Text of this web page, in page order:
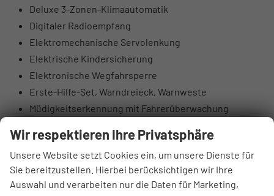
Deluxe 3-Zonen-Klimaautomatik
Digitaler Radioempfang
Elektromechanische Servolenkung
Elektrische Kindersicherung
Elektronische Wegfahrsperre
Erste-Hilfe-Set, Warndreieck, Warnweste
Müdigkeitserkennung mit Fahrerüberwachung
Glänzende Zierleisten
Scheinwerfer mit LED-Technologie
Scheinwerfer-Vorbereitung für weitere Funktionen
Functions on Demand Vorbereitung
Wir respektieren Ihre Privatsphäre
Unsere Website setzt Cookies ein, um unsere Dienste für
Sie bereitzustellen. Hierbei berücksichtigen wir Ihre
Auswahl und verarbeiten nur die Daten für Marketing,